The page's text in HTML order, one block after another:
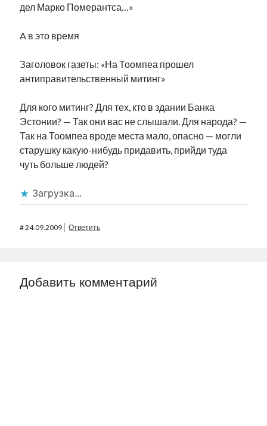
дел Марко Померантса…»
A в это время
Заголовок газеты: «На Тоомпеа прошел
антиправительственный митинг»
Для кого митинг? Для тех, кто в здании Банка
Эстонии? — Так они вас не слышали. Для народа? —
Так на Тоомпеа вроде места мало, опасно — могли
старушку какую-нибудь придавить, прийди туда
чуть больше людей?
Загрузка...
#24.09.2009 Ответить
Добавить комментарий